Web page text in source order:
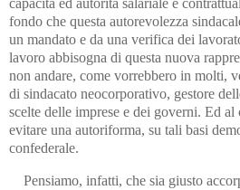
capacità ed autorità salariale e
fondo che questa autorevolezza
un mandato e da una verifica dei
lavoro abbisogna di questa nuova
non andare, come vorrebbero in molti,
di sindacato neocorporativo, gestore
scelte delle imprese e dei governi. Ed
evitare una autoriforma, su tali basi
confederale.
Pensiamo, infatti, che sia giusto